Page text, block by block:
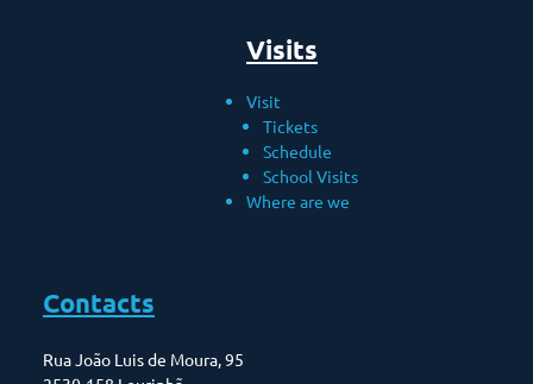
Visits
Visit
Tickets
Schedule
School Visits
Where are we
Contacts
Rua João Luis de Moura, 95